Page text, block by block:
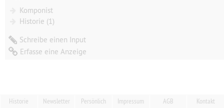
Komponist
Historie (1)
Schreibe einen Input
Erfasse eine Anzeige
Historie Newsletter Persönlich Impressum AGB Kontakt